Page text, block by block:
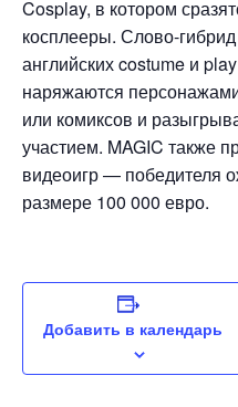
Cosplay, в котором
косплееры. Слово-
английских costume и
наряжаются
или комиксов и
участием. MAGIC также
видеоигр — победителя
размере 100 000 евро.
Добавить в календарь